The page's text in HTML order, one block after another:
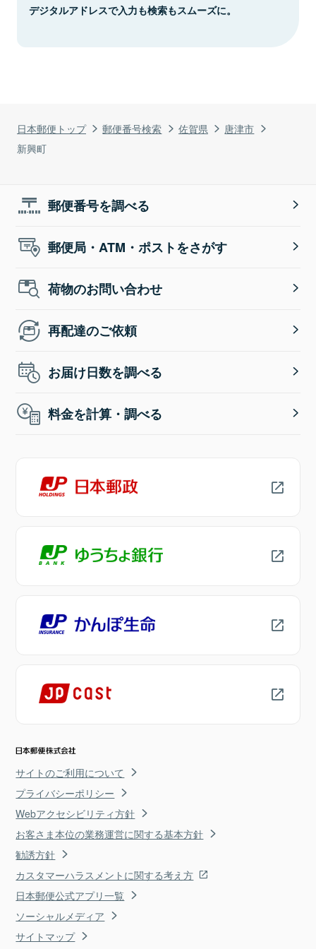
日本郵便トップ 郵便番号検索 佐賀県
唐津市
新興町
デジタルアドレスで入力も検索もスムーズに。
郵便番号を調べる
郵便局・ATM・ポストをさがす
荷物のお問い合わせ
再配達のご依頼
お届け日数を調べる
料金を計算・調べる
サイトのご利用について
プライバシーポリシー
Webアクセシビリティ方針
お客さま本位の業務運営に関する基本方針
勧誘方針
カスタマーハラスメントに関する考え方
日本郵便公式アプリ一覧
ソーシャルメディア
サイトマップ